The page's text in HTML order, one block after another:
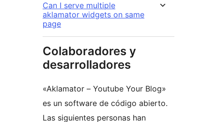
Can I serve multiple
aklamator widgets on same
page
Colaboradores y
desarrolladores
«Aklamator – Youtube Your Blog»
es un software de código abierto.
Las siguientes personas han